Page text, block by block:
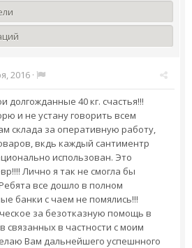
2016 ·
долгожданные 40 кг. счастья!!!
и не устану говорить всем
склада за оперативную работу,
вкдь каждый сантиментр
использован. Это
Лично я так не смогла бы
все дошло в полном
банки с чаем не помялись!!!
за безотказную помощь в
связанных в частности с моим
Вам дальнейшего успешнного